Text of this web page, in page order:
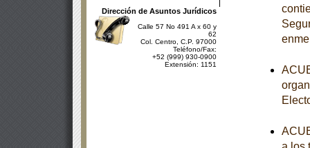
Dirección de Asuntos Jurídicos
Calle 57 No 491 A x 60 y
62
Col. Centro, C.P. 97000
Teléfono/Fax:
+52 (999) 930-0900
Extensión: 1151